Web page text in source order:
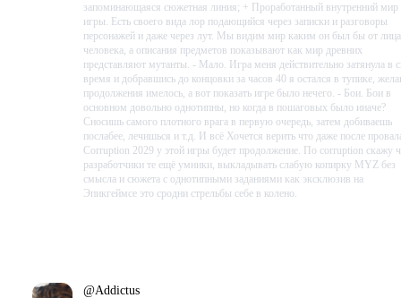
запоминающаяся сюжетная линия; + Проработанный внутренний мир
игры. Есть своего вида лор подающийся через записки и разговоры
персонажей и даже через лут. Мы видим мир каким он был бы от лица
человека, а описания предметов показывают как мир древних
представляют мутанты. - Мало. Игра меня действительно затянула в
время и добравшись до концовки за часов 40 я остался в тупике,
продолжения имелось, а вот показать игре было нечего. - Бои. Бои в
основном довольно однотипны, но когда в пошаговых было иначе?
Сносишь самого плотного врага в первую очередь, затем добиваешь
послабее, лечишься и т.д. И всё Хочется верить что даже после
Corruption 2029 у этой игры будет продолжение. По corruption скажу
разработчики те ещё умники, выкладывать слабую копирку MYZ без
смысла и сюжета с однотипными заданиями как эксклюзив на
Эпикгеймсе это сродни стрельбы себе в колено.
@Addictus